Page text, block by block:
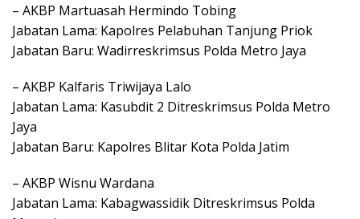
– AKBP Martuasah Hermindo Tobing
Jabatan Lama: Kapolres Pelabuhan Tanjung Priok
Jabatan Baru: Wadirreskrimsus Polda Metro Jaya
– AKBP Kalfaris Triwijaya Lalo
Jabatan Lama: Kasubdit 2 Ditreskrimsus Polda Metro
Jaya
Jabatan Baru: Kapolres Blitar Kota Polda Jatim
– AKBP Wisnu Wardana
Jabatan Lama: Kabagwassidik Ditreskrimsus Polda